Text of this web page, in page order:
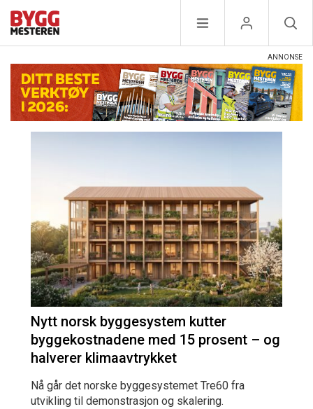
Nytt norsk byggesystem kutter
byggekostnadene med 15 prosent – og
halverer klimaavtrykket
Nå går det norske byggesystemet Tre60 fra
utvikling til demonstrasjon og skalering.